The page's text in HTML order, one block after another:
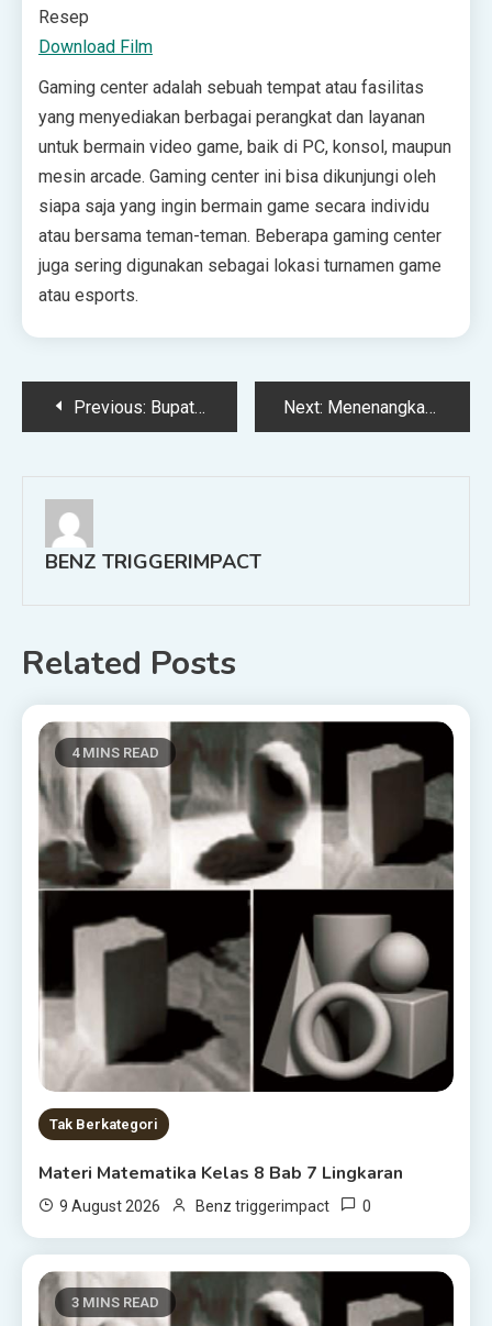
Resep
Download Film
Gaming center adalah sebuah tempat atau fasilitas
yang menyediakan berbagai perangkat dan layanan
untuk bermain video game, baik di PC, konsol, maupun
mesin arcade. Gaming center ini bisa dikunjungi oleh
siapa saja yang ingin bermain game secara individu
atau bersama teman-teman. Beberapa gaming center
juga sering digunakan sebagai lokasi turnamen game
atau esports.
PostPrevious: Bupati Subang Tegaskan Industri Wajib Gunakan App ‘Nyari Gawe’ untuk Rekrut Pegawai Next: Menenangkan dan Menyegarkan, Yuk Lepas Penat di Curug Ciparay Tasikmalaya! | TINTAHIJAU.com
BENZ TRIGGERIMPACT
Related Posts
4 MINS READ
Tak Berkategori
Materi Matematika Kelas 8 Bab 7 Lingkaran
9 August 2026 Benz triggerimpact 0
3 MINS READ